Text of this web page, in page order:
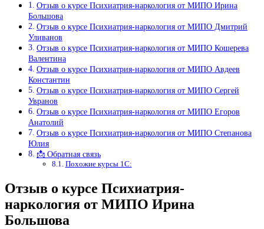
Отзыв о курсе Психиатрия-наркология от МИПО Ирина
Большова
Отзыв о курсе Психиатрия-наркология от МИПО Дмитрий
Уливанов
Отзыв о курсе Психиатрия-наркология от МИПО Кошерева
Валентина
Отзыв о курсе Психиатрия-наркология от МИПО Авдеев
Константин
Отзыв о курсе Психиатрия-наркология от МИПО Сергей
Увранов
Отзыв о курсе Психиатрия-наркология от МИПО Егоров
Анатолий
Отзыв о курсе Психиатрия-наркология от МИПО Степанова
Юлия
📩 Обратная связь
Похожие курсы 1С:
Отзыв о курсе Психиатрия-
наркология от МИПО Ирина
Большова